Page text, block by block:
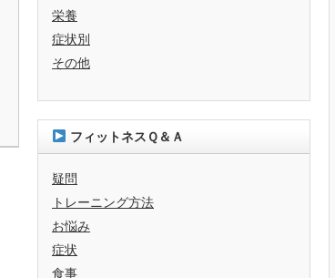
栄養
症状別
その他
フィットネスＱ＆Ａ
疑問
トレーニング方法
お悩み
症状
食事